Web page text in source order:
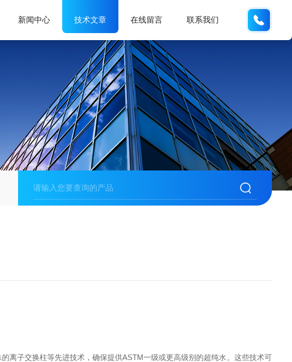
新闻中心 技术文章 在线留言 联系我们
子交换柱等先进技术，确保提供ASTM一级或更高级别的超纯水。这些技术可